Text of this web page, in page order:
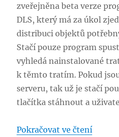
zveřejněna beta verze
DLS, který má za úkol
distribuci objektů
Stačí pouze program
vyhledá nainstalované
k těmto tratím. Pokud
serveru, tak už je stačí
tlačítka stáhnout a
Pokračovat ve čtení